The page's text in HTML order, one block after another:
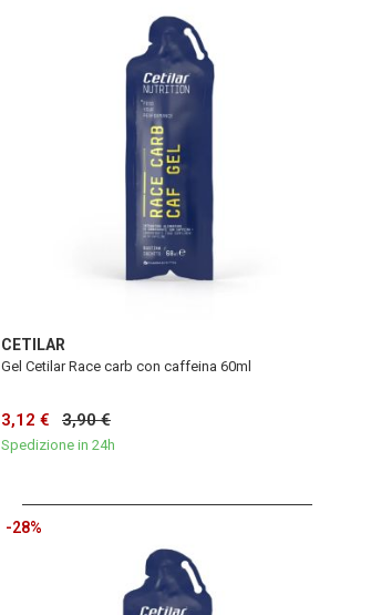
CETILAR
Gel Cetilar Race carb con caffeina 60ml
3,12 € 3,90 €
Spedizione in 24h
-28%